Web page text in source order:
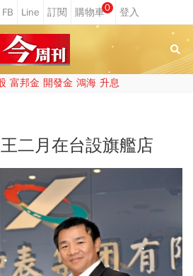
0
富邦金 開發金 鴻海 升息
二月在台設旗艦店